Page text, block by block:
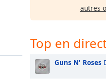
autres
Top en
Guns N' Roses